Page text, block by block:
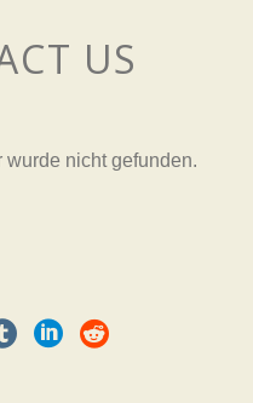
US
wurde nicht gefunden.